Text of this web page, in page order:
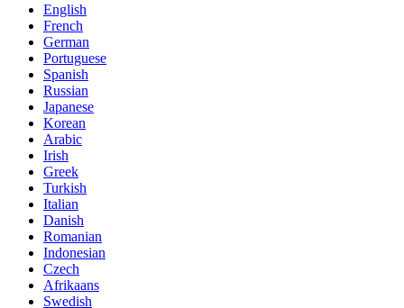
English
French
German
Portuguese
Spanish
Russian
Japanese
Korean
Arabic
Irish
Greek
Turkish
Italian
Danish
Romanian
Indonesian
Czech
Afrikaans
Swedish